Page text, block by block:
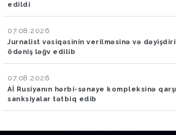
edildi
07.08.2026
Jurnalist vəsiqəsinin verilməsinə və
ödəniş ləğv edilib
07.08.2026
Aİ Rusiyanın hərbi-sənaye kompleksinə
sanksiyalar tətbiq edib